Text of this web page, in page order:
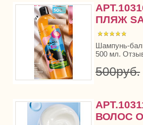
ПЛЯЖ
Шампунь-
500 мл.
500руб.
ВОЛОС